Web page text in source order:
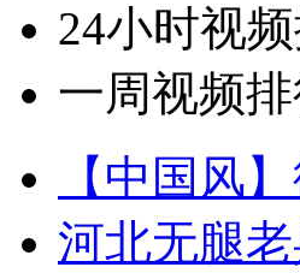
24小时视
一周视频
【中国风
河北无腿